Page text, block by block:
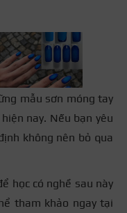
mẫu sơn móng tay
nay. Nếu bạn yêu
không nên bỏ qua
học có nghề sau này
tham khảo ngay tại